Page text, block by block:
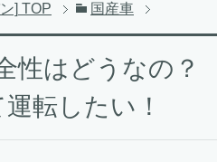
] TOP 国産車
性はどうなの？
転したい！